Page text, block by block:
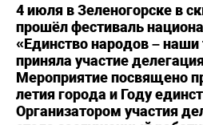
4 июля в Зеленогорске в
прошёл фестиваль
«Единство народов –
приняла участие
Мероприятие посвящено
летия города и Году
Организатором участия